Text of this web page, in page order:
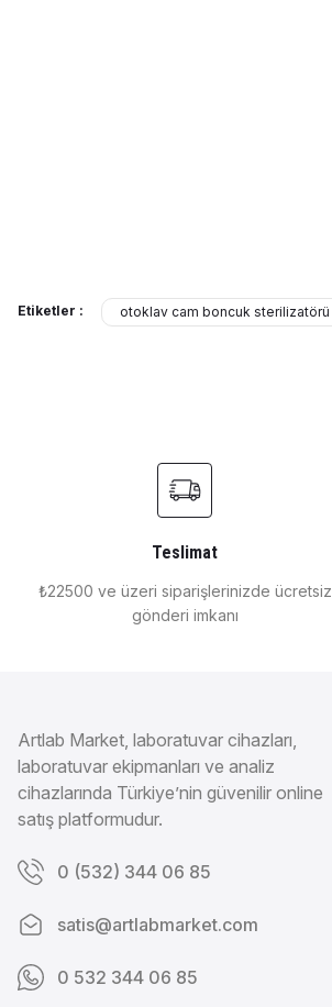
Etiketler : otoklav cam boncuk sterilizatörü
Teslimat
₺22500 ve üzeri siparişlerinizde ücretsiz
gönderi imkanı
Artlab Market, laboratuvar cihazları,
laboratuvar ekipmanları ve analiz
cihazlarında Türkiye’nin güvenilir online
satış platformudur.
0 (532) 344 06 85
satis@artlabmarket.com
0 532 344 06 85